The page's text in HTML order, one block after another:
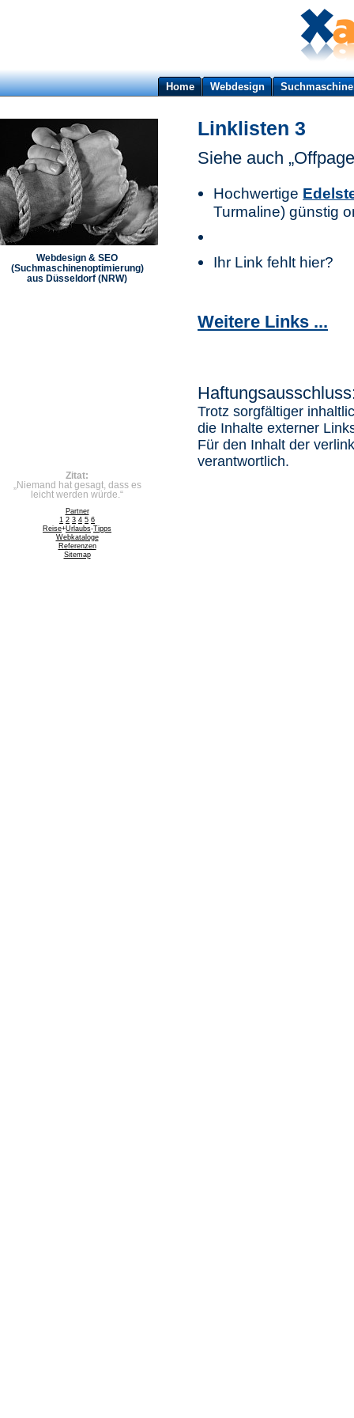
Linklisten 3
Siehe auch
Hochwertige
Turmaline) günstig
Ihr Link fehlt hier?
Weitere Links ...
Trotz sorgfältiger
die Inhalte externer
Für den Inhalt der
verantwortlich.
Webdesign & SEO
(Suchmaschinenoptimierung)
aus Düsseldorf (NRW)
Zitat:
„Niemand hat gesagt, dass es
leicht werden würde.“
Partner
1 2 3 4 5 6
Reise+Urlaubs-Tipps
Webkataloge
Referenzen
Sitemap
Home Webdesign